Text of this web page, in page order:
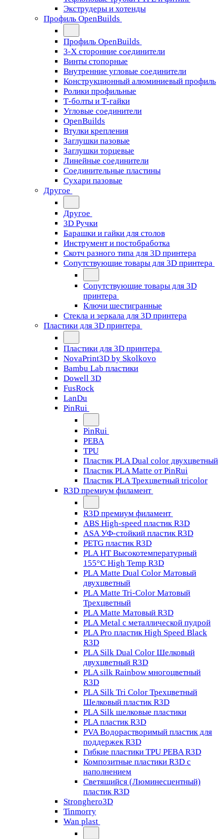
Экструдеры и хотенды
Профиль OpenBuilds
Профиль OpenBuilds
3-Х сторонние соединители
Винты стопорные
Внутренние угловые соединители
Конструкционный алюминиевый профиль
Ролики профильные
Т-болты и Т-гайки
Угловые соединители
OpenBuilds
Втулки крепления
Заглушки пазовые
Заглушки торцевые
Линейные соединители
Соединительные пластины
Сухари пазовые
Другое
Другое
3D Ручки
Барашки и гайки для столов
Инструмент и постобработка
Скотч разного типа для 3D принтера
Сопутствующие товары для 3D принтера
Сопутствующие товары для 3D
принтера
Ключи шестигранные
Стекла и зеркала для 3D принтера
Пластики для 3D принтера
Пластики для 3D принтера
NovaPrint3D by Skolkovo
Bambu Lab пластики
Dowell 3D
FusRock
LanDu
PinRui
PinRui
PEBA
TPU
Пластик PLA Dual color двухцветный
Пластик PLA Matte от PinRui
Пластик PLA Трехцветный tricolor
R3D премиум филамент
R3D премиум филамент
ABS High-speed пластик R3D
ASA УФ-стойкий пластик R3D
PETG пластик R3D
PLA HT Высокотемпературный
155°C High Temp R3D
PLA Matte Dual Color Матовый
двухцветный
PLA Matte Tri-Color Матовый
Трехцветный
PLA Matte Матовый R3D
PLA Metal с металлической пудрой
PLA Pro пластик High Speed Black
R3D
PLA Silk Dual Color Шелковый
двухцветный R3D
PLA silk Rainbow многоцветный
R3D
PLA Silk Tri Color Трехцветный
Шелковый пластик R3D
PLA Silk шелковые пластики
PLA пластик R3D
PVA Водорастворимый пластик для
поддержек R3D
Гибкие пластики TPU PEBA R3D
Композитные пластики R3D с
наполнением
Светящийся (Люминесцентный)
пластик R3D
Stronghero3D
Tinmorry
Wan plast